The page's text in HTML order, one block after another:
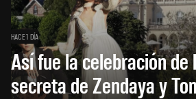
HACE 1 DÍA
Así fue la celebración de
secreta de Zendaya y